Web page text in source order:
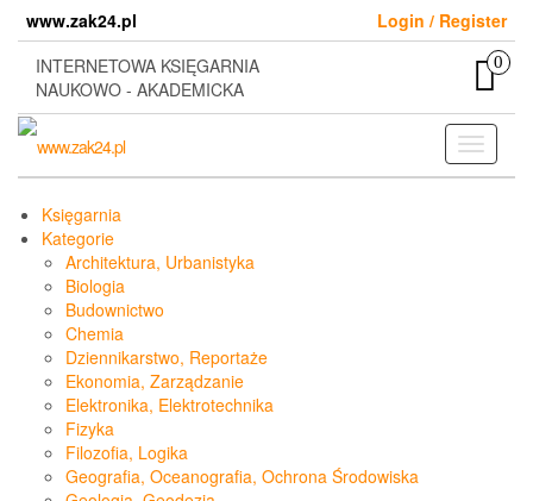
content
www.zak24.pl
Login / Register
INTERNETOWA KSIĘGARNIA
NAUKOWO - AKADEMICKA
0
Toggle
Księgarnia
Kategorie
Architektura, Urbanistyka
Biologia
Budownictwo
Chemia
Dziennikarstwo, Reportaże
Ekonomia, Zarządzanie
Elektronika, Elektrotechnika
Fizyka
Filozofia, Logika
Geografia, Oceanografia, Ochrona Środowiska